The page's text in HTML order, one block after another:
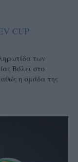
CUP
των
Βόλεϊ στο
η ομάδα της